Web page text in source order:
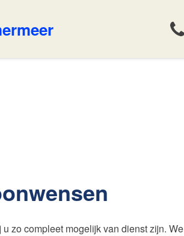
zo compleet mogelijk van dienst zijn. We